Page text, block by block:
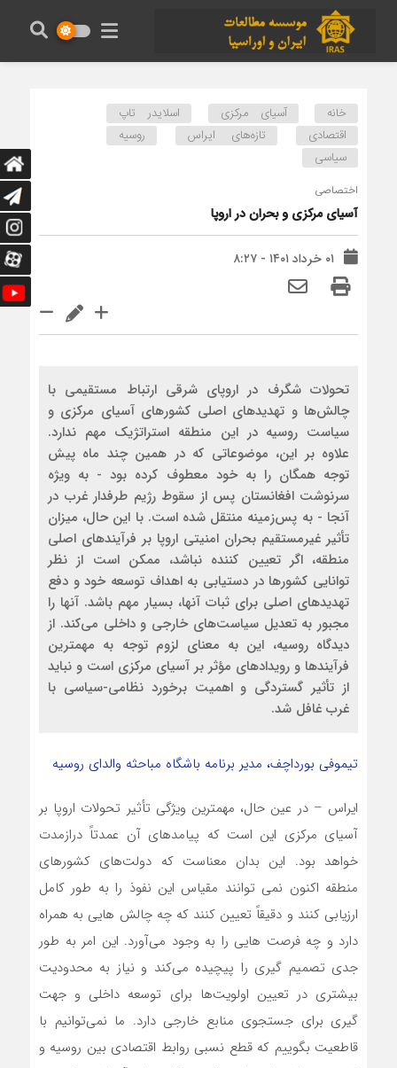
خانه آسیای مرکزی
اسلایدر تاپ
اقتصادی
تازه‌های ایراس
روسیه
سیاسی
اختصاصی
آسیای مرکزی و بحران در اروپا
۰۱ خرداد ۱۴۰۱ - ۸:۲۷
تحولات شگرف در اروپای شرقی ارتباط مستقیمی با
چالش‌ها و تهدیدهای اصلی کشورهای آسیای مرکزی و
سیاست روسیه در این منطقه استراتژیک مهم ندارد.
علاوه بر این، موضوعاتی که در همین چند ماه پیش
توجه همگان را به خود معطوف کرده بود - به ویژه
سرنوشت افغانستان پس از سقوط رژیم طرفدار غرب در
آنجا - به پس‌زمینه منتقل شده است. با این حال، میزان
تأثیر غیرمستقیم بحران امنیتی اروپا بر فرآیندهای اصلی
منطقه، اگر تعیین کننده نباشد، ممکن است از نظر
توانایی کشورها در دستیابی به اهداف توسعه خود و دفع
تهدیدهای اصلی برای ثبات آنها، بسیار مهم باشد. آنها را
مجبور به تعدیل سیاست‌های خارجی و داخلی می‌کند. از
دیدگاه روسیه، این به معنای لزوم توجه به مهمترین
فرآیندها و رویدادهای مؤثر بر آسیای مرکزی است و نباید
از تأثیر گستردگی و اهمیت برخورد نظامی-سیاسی با
غرب غافل شد.
تیموفی بورداچف، مدیر برنامه باشگاه مباحثه والدای روسیه
ایراس – در عین حال، مهمترین ویژگی تأثیر تحولات اروپا بر
آسیای مرکزی این است که پیامدهای آن عمدتاً درازمدت
خواهد بود. این بدان معناست که دولت‌های کشورهای
منطقه اکنون نمی توانند مقیاس این نفوذ را به طور کامل
ارزیابی کنند و دقیقاً تعیین کنند که چه چالش هایی به همراه
دارد و چه فرصت هایی را به وجود می‌آورد. این امر به طور
جدی تصمیم گیری را پیچیده می‌کند و نیاز به محدودیت
بیشتری در تعیین اولویت‌ها برای توسعه داخلی و جهت
گیری برای جستجوی منابع خارجی دارد. ما نمی‌توانیم با
قاطعیت بگوییم که قطع نسبی روابط اقتصادی بین روسیه و